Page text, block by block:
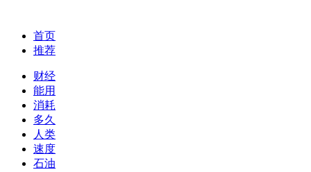
首页
推荐
财经
能用
消耗
多久
人类
速度
石油